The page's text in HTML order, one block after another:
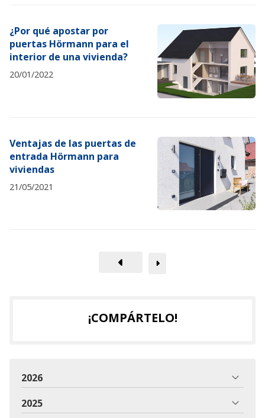
¿Por qué apostar por
puertas Hörmann para el
interior de una vivienda?
20/01/2022
Ventajas de las puertas de
entrada Hörmann para
viviendas
21/05/2021
¡COMPÁRTELO!
2026
2025